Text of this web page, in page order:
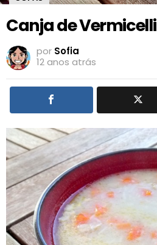
Canja de Vermicelli
por Sofia
12 anos atrás